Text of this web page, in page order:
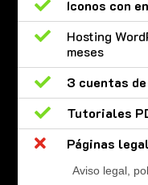

Iconos con

Hosting
meses

3 cuentas

Tutoriales

Páginas
Aviso legal,